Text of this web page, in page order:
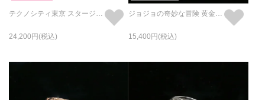
24,200 15,400